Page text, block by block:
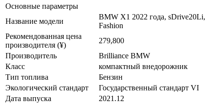
Основные параметры
Название модели
BMW X1 2022 года, sDrive20Li,
Fashion
Рекомендованная цена
производителя (¥)
279,800
Производитель
Brilliance BMW
Класс
компактный внедорожник
Тип топлива
Бензин
Экологический стандарт
Государственный стандарт VI
Дата выпуска
2021.12